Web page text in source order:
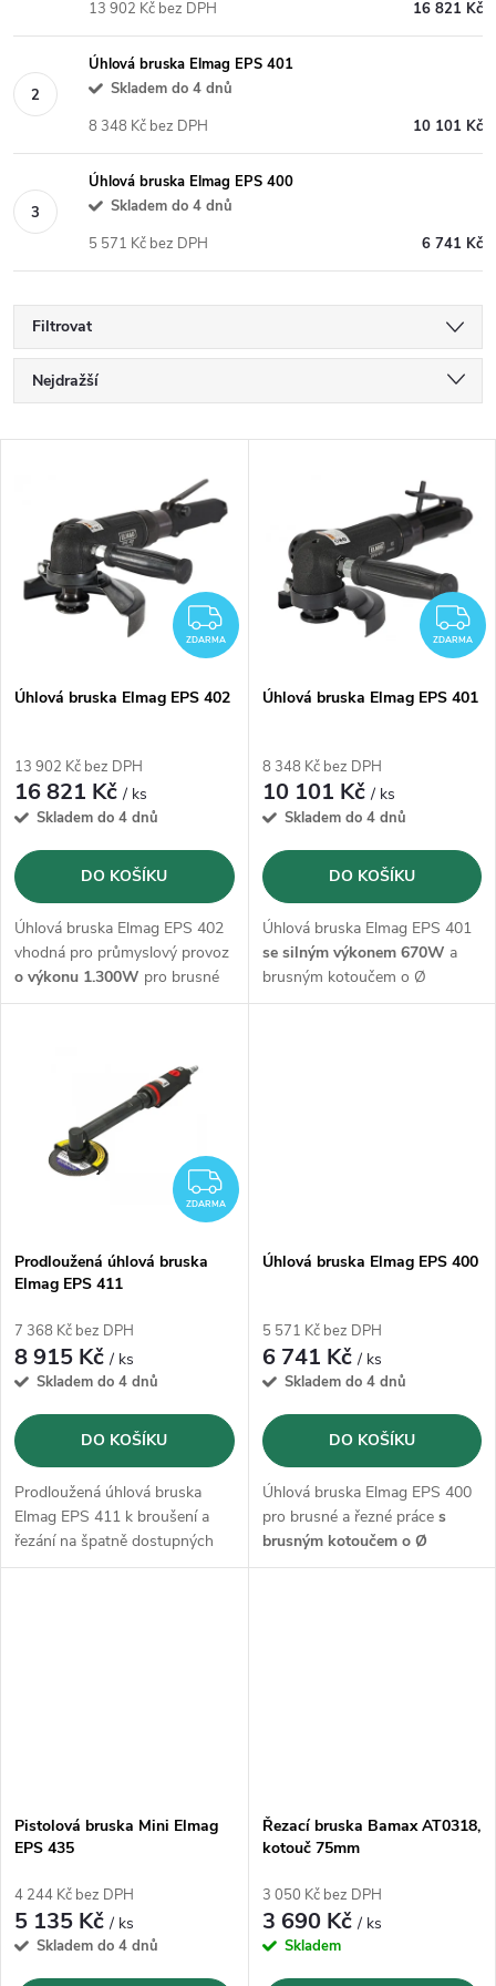
16 821 Kč
13 902 Kč bez DPH
Úhlová bruska Elmag EPS 401
Skladem do 4 dnů
10 101 Kč
8 348 Kč bez DPH
Úhlová bruska Elmag EPS 400
Skladem do 4 dnů
6 741 Kč
5 571 Kč bez DPH
Filtrovat
Ř
a
n
p
r
o
d
u
k
Nejdražší
Abecedně
p
s
r
o
d
u
k
ZDARMA
ZDARMA
Úhlová bruska Elmag EPS 402
13 902 Kč bez DPH
16 821 Kč/ ks
Skladem do 4 dnů
DO KOŠÍKU
Úhlová bruska Elmag EPS 402
vhodná pro průmyslový provoz
o výkonu 1.300W pro brusné
kotouče o průměru 180mm
ZDARMA
Úhlová bruska Elmag EPS 401
8 348 Kč bez DPH
10 101 Kč/ ks
Skladem do 4 dnů
DO KOŠÍKU
Úhlová bruska Elmag EPS 401
se silným výkonem 670W a
brusným kotoučem o Ø
125mm
ZDARMA
ZDARMA
Prodloužená úhlová bruska
Elmag EPS 411
7 368 Kč bez DPH
8 915 Kč/ ks
Skladem do 4 dnů
DO KOŠÍKU
Prodloužená úhlová bruska
Elmag EPS 411 k broušení a
řezání na špatně dostupných
místech skotoučem 100mm
Úhlová bruska Elmag EPS 400
5 571 Kč bez DPH
6 741 Kč/ ks
Skladem do 4 dnů
DO KOŠÍKU
Úhlová bruska Elmag EPS 400
pro brusné a řezné práces
brusným kotoučem o Ø
125mm
Pistolová bruska Mini Elmag
EPS 435
4 244 Kč bez DPH
5 135 Kč/ ks
Skladem do 4 dnů
Řezací bruska Bamax AT0318,
kotouč 75mm
3 050 Kč bez DPH
3 690 Kč/ ks
Skladem